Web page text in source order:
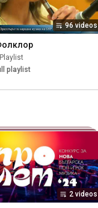
96 videos
Playlist
playlist
2 videos